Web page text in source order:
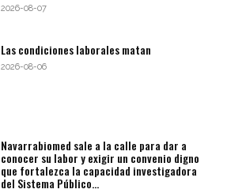
2026-08-07
Las condiciones laborales matan
2026-08-06
Navarrabiomed sale a la calle para dar a
conocer su labor y exigir un convenio digno
que fortalezca la capacidad investigadora
del Sistema Público...